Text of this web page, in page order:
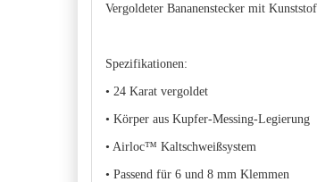
Vergoldeter Bananenstecker mit
Spezifikationen:
• 24 Karat vergoldet
• Körper aus Kupfer-Messing-Legierung
• Airloc™ Kaltschweißsystem
• Passend für 6 und 8 mm Klemmen